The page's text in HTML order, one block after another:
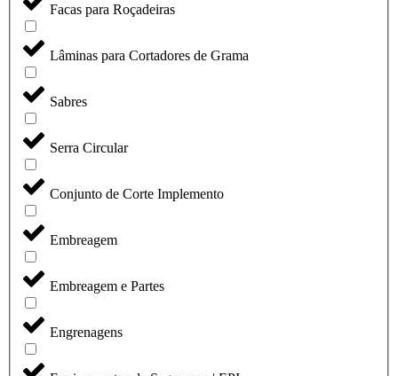
Facas para Roçadeiras
Lâminas para Cortadores de Grama
Sabres
Serra Circular
Conjunto de Corte Implemento
Embreagem
Embreagem e Partes
Engrenagens